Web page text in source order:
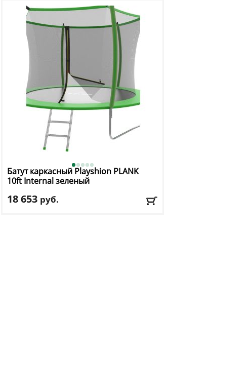
Макс. нагрузка
: 150 кг
Максимальный вес пользователя: 150 кг
Размер, футы: 8
Доставка:
БЕСПЛАТНО, 2-3 дня
Батут каркасный Playshion PLANK
10ft Internal зеленый
18 653 руб.